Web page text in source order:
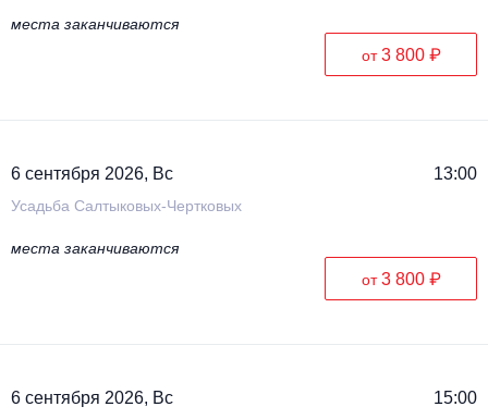
места заканчиваются
от3 800 ₽
6 сентября 2026, Вс 13:00
Усадьба Салтыковых-Чертковых
места заканчиваются
от3 800 ₽
6 сентября 2026, Вс 15:00